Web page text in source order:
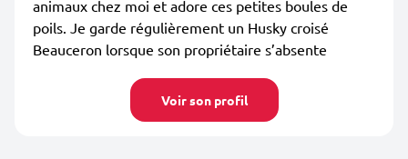
animaux chez moi et adore ces petites boules de
poils. Je garde régulièrement un Husky croisé
Beauceron lorsque son propriétaire s’absente
Voir son profil